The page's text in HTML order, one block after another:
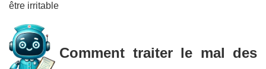
être irritable
Comment traiter le mal des